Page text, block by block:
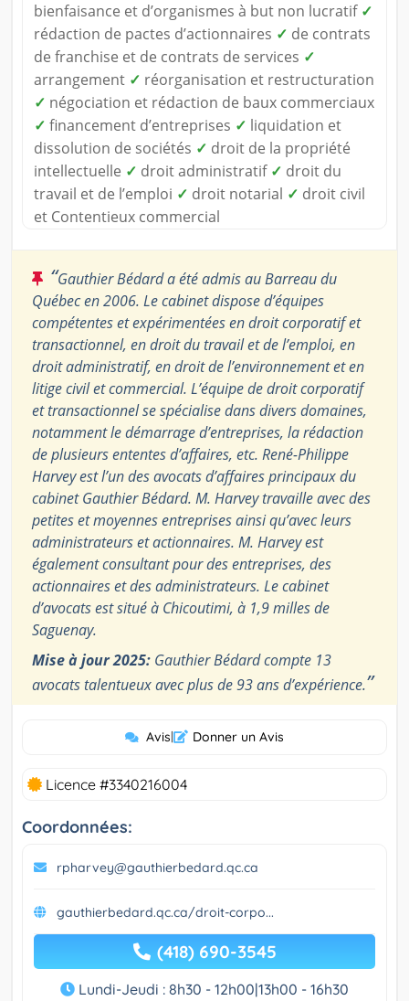
bienfaisance et d’organismes à but non lucratif ✓
rédaction de pactes d’actionnaires ✓ de contrats
de franchise et de contrats de services ✓
arrangement ✓ réorganisation et restructuration
✓ négociation et rédaction de baux commerciaux
✓ financement d’entreprises ✓ liquidation et
dissolution de sociétés ✓ droit de la propriété
intellectuelle ✓ droit administratif ✓ droit du
travail et de l’emploi ✓ droit notarial ✓ droit civil
et Contentieux commercial
“Gauthier Bédard a été admis au Barreau du
Québec en 2006. Le cabinet dispose d’équipes
compétentes et expérimentées en droit corporatif et
transactionnel, en droit du travail et de l’emploi, en
droit administratif, en droit de l’environnement et en
litige civil et commercial. L’équipe de droit corporatif
et transactionnel se spécialise dans divers domaines,
notamment le démarrage d’entreprises, la rédaction
de plusieurs ententes d’affaires, etc. René-Philippe
Harvey est l’un des avocats d’affaires principaux du
cabinet Gauthier Bédard. M. Harvey travaille avec des
petites et moyennes entreprises ainsi qu’avec leurs
administrateurs et actionnaires. M. Harvey est
également consultant pour des entreprises, des
actionnaires et des administrateurs. Le cabinet
d’avocats est situé à Chicoutimi, à 1,9 milles de
Saguenay.
Mise à jour 2025: Gauthier Bédard compte 13
avocats talentueux avec plus de 93 ans d’expérience.”
Avis| Donner un Avis
Licence #3340216004
Coordonnées:
rpharvey@gauthierbedard.qc.ca
gauthierbedard.qc.ca/droit-corpo...
(418) 690-3545
Lundi-Jeudi : 8h30 - 12h00|13h00 - 16h30